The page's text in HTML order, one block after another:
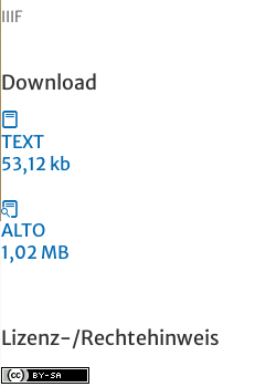
IIIF
Download
TEXT
53,12 kb
ALTO
1,02 MB
Lizenz-/Rechtehinweis